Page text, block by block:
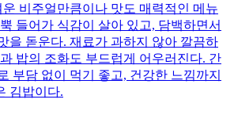
비주얼만큼이나 맛도 매력적인 메뉴
들어가 식감이 살아 있고, 담백하면서
을 돋운다. 재료가 과하지 않아 깔끔하
밥의 조화도 부드럽게 어우러진다. 간
부담 없이 먹기 좋고, 건강한 느낌까지
김밥이다.